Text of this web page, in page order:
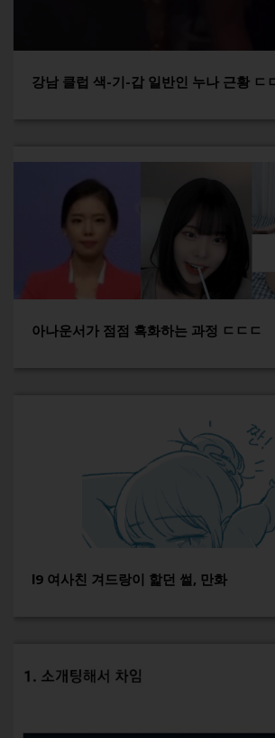
강남 클럽 색-기-갑 일반인 누나 근황 ㄷ
아나운서가 점점 흑화하는 과정 ㄷㄷㄷ
l9 여사친 겨드랑이 핥던 썰, 만화